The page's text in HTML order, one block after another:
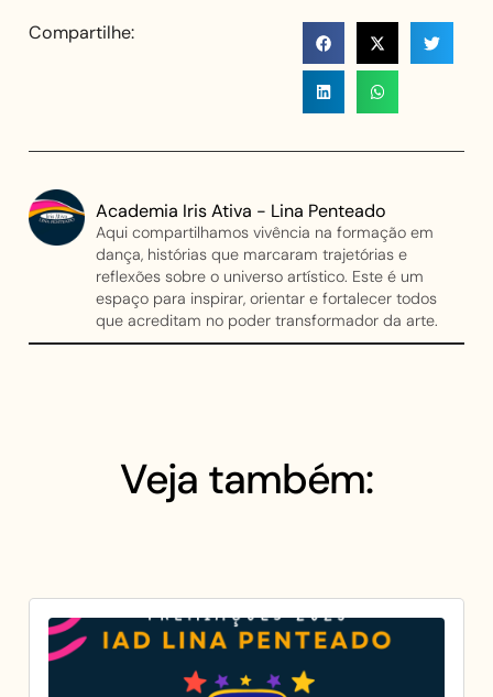
Compartilhe:
Academia Iris Ativa - Lina Penteado
Aqui compartilhamos vivência na formação em
dança, histórias que marcaram trajetórias e
reflexões sobre o universo artístico. Este é um
espaço para inspirar, orientar e fortalecer todos
que acreditam no poder transformador da arte.
Veja também: